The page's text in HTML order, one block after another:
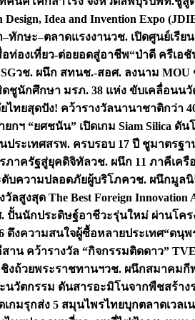
Idea and Invention Expo
–ทักษะ–ตลาดแรงงานวช. เปิดศูนย์เรี
ท่องเที่ยว-ต่อยอดสู่อาชีพ“ป่าดี ครีเอ
วช. ผนึก สทนช.-สอศ. ลงนาม
ดชูนักศึกษา มรภ. 38 แห่ง ขับเคลื่อน
ไทยสุดปัง! คว้ารางวัลนานาชาติกว่า
ยกฯ “ยศชนัน” เปิดเกม Siam Silica ดั
ประเทศสรพ. ครบรอบ 17 ปี ชูมาตรฐ
ภาครัฐสู่ยุคดิจิทัลวช. ผนึก 11 ภาคีเครื
ดับความปลอดภัยผู้บริโภควช. ผนึกมูลนิ
สูงสุด The Best Foreign Innovation
ปั้นนักประดิษฐ์อาชีวะรุ่นใหม่ ผ่านโคร
ดึงความสนใจผู้ซื้อหลายประเทศ“ดนุพ
น คว้ารางวัล “กิจกรรมติดดาว”
งถ้วยพระราชทานฯวช. ผนึกสมาคมกีฬ
วัตกรรม ดันสารอะมิโนจากพืชสร้าง
ดเกมรุกส่ง 5 สมุนไพรไทยบุกตลาดเว